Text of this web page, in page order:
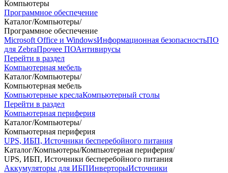
Компьютеры
Программное обеспечение
Каталог/Компьютеры/
Программное обеспечение
Microsoft Office и WindowsИнформационная безопасностьПО
для ZebraПрочее ПОАнтивирусы
Перейти в раздел
Компьютерная мебель
Каталог/Компьютеры/
Компьютерная мебель
Компьютерные креслаКомпьютерный столы
Перейти в раздел
Компьютерная периферия
Каталог/Компьютеры/
Компьютерная периферия
UPS, ИБП, Источники бесперебойного питания
Каталог/Компьютеры/Компьютерная периферия/
UPS, ИБП, Источники бесперебойного питания
Аккумуляторы для ИБПИнверторыИсточники